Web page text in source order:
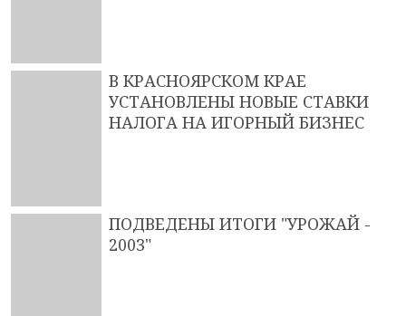
В КРАСНОЯРСКОМ КРАЕ
УСТАНОВЛЕНЫ НОВЫЕ СТАВКИ
НАЛОГА НА ИГОРНЫЙ БИЗНЕС
ПОДВЕДЕНЫ ИТОГИ "УРОЖАЙ -
2003"